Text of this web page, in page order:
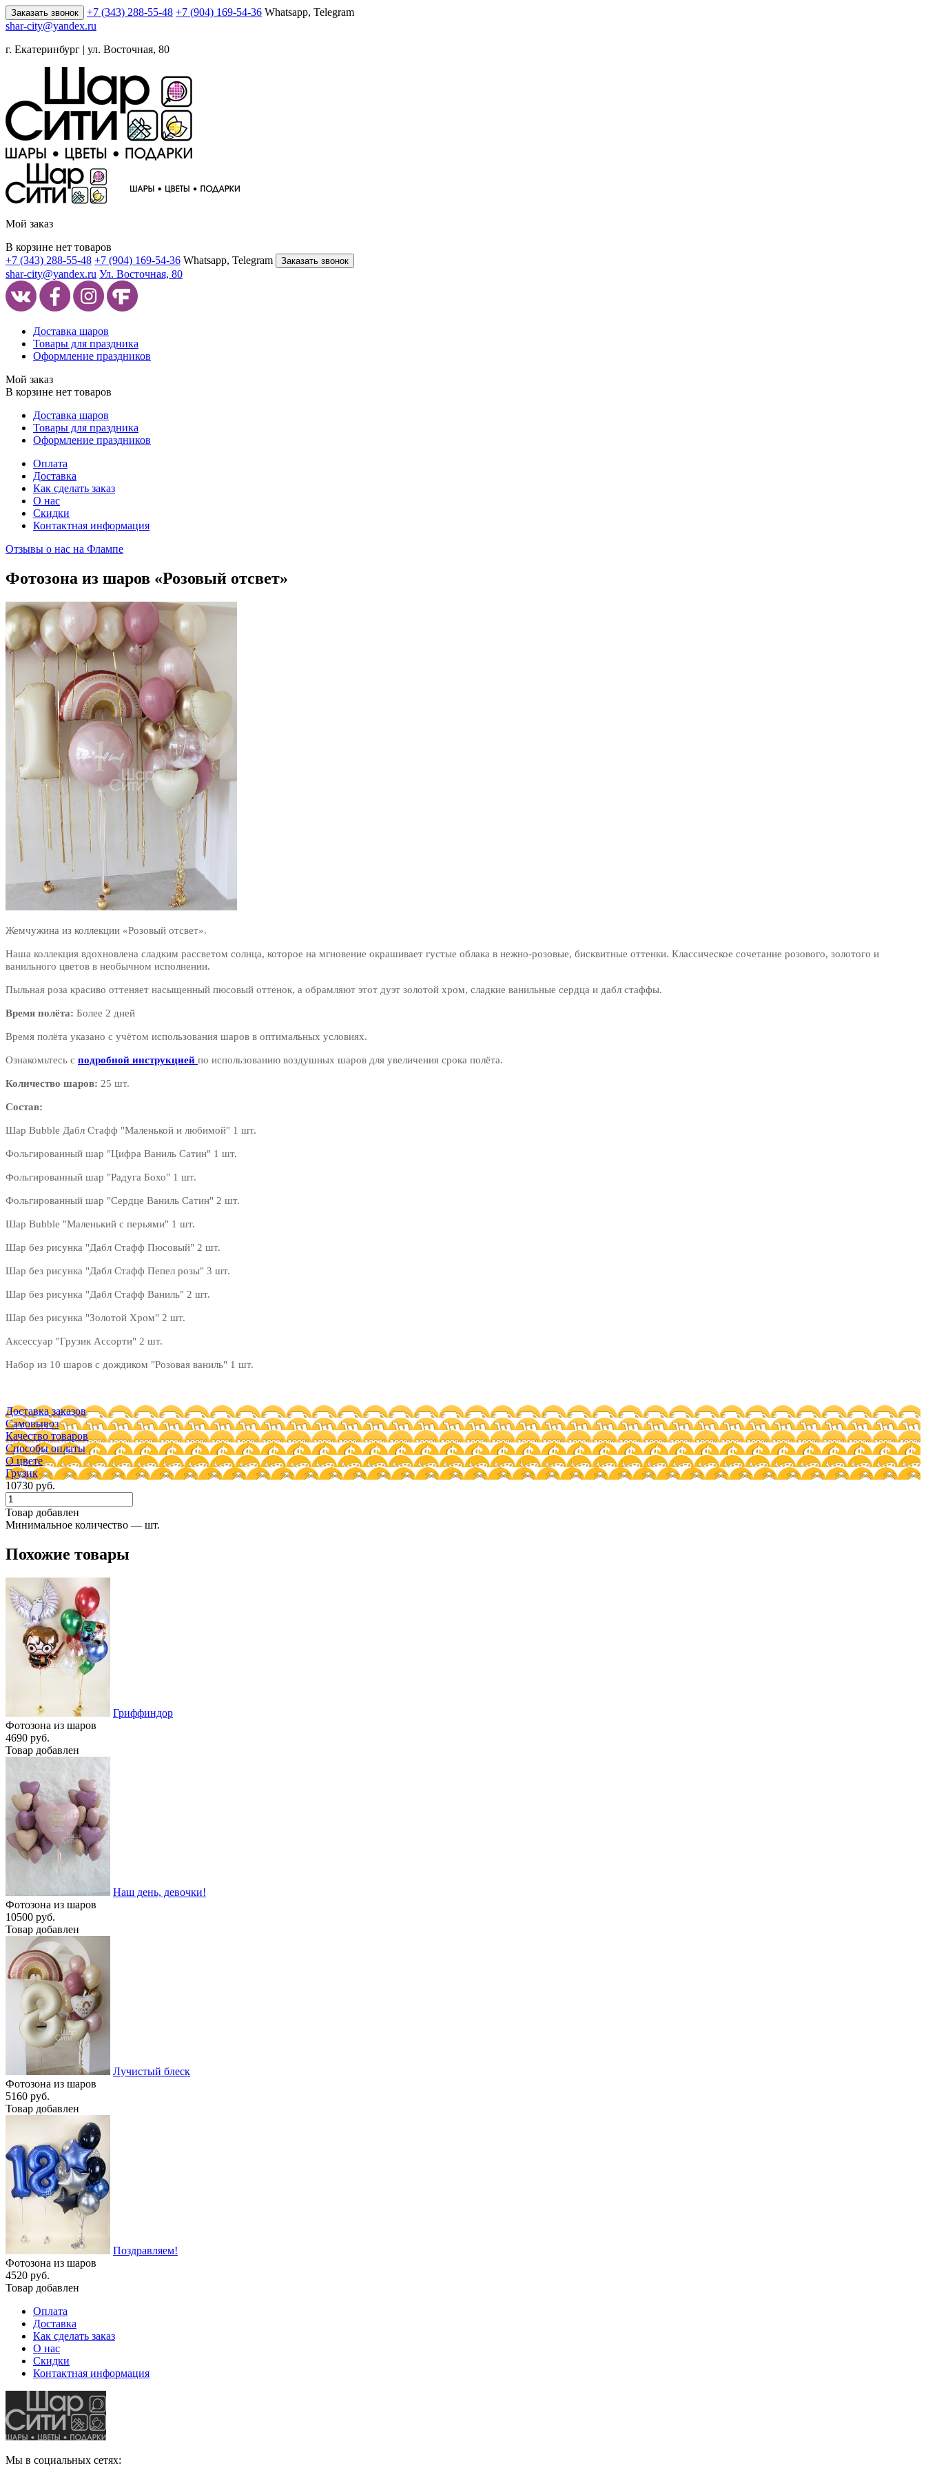
Заказать звонок +7 (343) 288-55-48 +7 (904) 169-54-36 Whatsapp, Telegram
shar-city@yandex.ru
г. Екатеринбург | ул. Восточная, 80
Мой заказ
В корзине нет товаров
+7 (343) 288-55-48 +7 (904) 169-54-36 Whatsapp, Telegram Заказать звонок
shar-city@yandex.ru Ул. Восточная, 80
Доставка шаров
Товары для праздника
Оформление праздников
Мой заказ
В корзине нет товаров
Доставка шаров
Товары для праздника
Оформление праздников
Оплата
Доставка
Как сделать заказ
О нас
Скидки
Контактная информация
Отзывы о нас на Флампе
Фотозона из шаров «Розовый отсвет»
Жемчужина из коллекции «Розовый отсвет».
Наша коллекция вдохновлена сладким рассветом солнца, которое на мгновение окрашивает густые облака в нежно-розовые, бисквитные оттенки. Классическое сочетание розового, золотого и
ванильного цветов в необычном исполнении.
Пыльная роза красиво оттеняет насыщенный пюсовый оттенок, а обрамляют этот дуэт золотой хром, сладкие ванильные сердца и дабл стаффы.
Время полёта: Более 2 дней
Время полёта указано с учётом использования шаров в оптимальных условиях.
Ознакомьтесь с подробной инструкцией по использованию воздушных шаров для увеличения срока полёта.
Количество шаров: 25 шт.
Состав:
Шар Bubble Дабл Стафф "Маленькой и любимой" 1 шт.
Фольгированный шар "Цифра Ваниль Сатин" 1 шт.
Фольгированный шар "Радуга Бохо" 1 шт.
Фольгированный шар "Сердце Ваниль Сатин" 2 шт.
Шар Bubble "Маленький с перьями" 1 шт.
Шар без рисунка "Дабл Стафф Пюсовый" 2 шт.
Шар без рисунка "Дабл Стафф Пепел розы" 3 шт.
Шар без рисунка "Дабл Стафф Ваниль" 2 шт.
Шар без рисунка "Золотой Хром" 2 шт.
Аксессуар "Грузик Ассорти" 2 шт.
Набор из 10 шаров с дождиком "Розовая ваниль" 1 шт.
Доставка заказов
Самовывоз
Качество товаров
Способы оплаты
О цвете
Грузик
10730 руб.
Товар добавлен
Минимальное количество — шт.
Похожие товары
Гриффиндор
Фотозона из шаров
4690 руб.
Товар добавлен
Наш день, девочки!
Фотозона из шаров
10500 руб.
Товар добавлен
Лучистый блеск
Фотозона из шаров
5160 руб.
Товар добавлен
Поздравляем!
Фотозона из шаров
4520 руб.
Товар добавлен
Оплата
Доставка
Как сделать заказ
О нас
Скидки
Контактная информация
Мы в социальных сетях: